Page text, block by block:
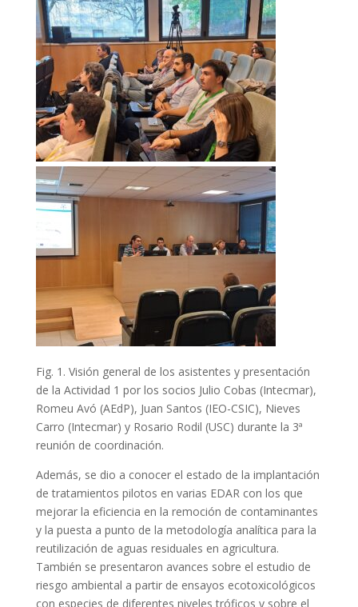
Fig. 1. Visión general de los asistentes y presentación
de la Actividad 1 por los socios Julio Cobas (Intecmar),
Romeu Avó (AEdP), Juan Santos (IEO-CSIC), Nieves
Carro (Intecmar) y Rosario Rodil (USC) durante la 3ª
reunión de coordinación.
Además, se dio a conocer el estado de la implantación
de tratamientos pilotos en varias EDAR con los que
mejorar la eficiencia en la remoción de contaminantes
y la puesta a punto de la metodología analítica para la
reutilización de aguas residuales en agricultura.
También se presentaron avances sobre el estudio de
riesgo ambiental a partir de ensayos ecotoxicológicos
con especies de diferentes niveles tróficos y sobre el